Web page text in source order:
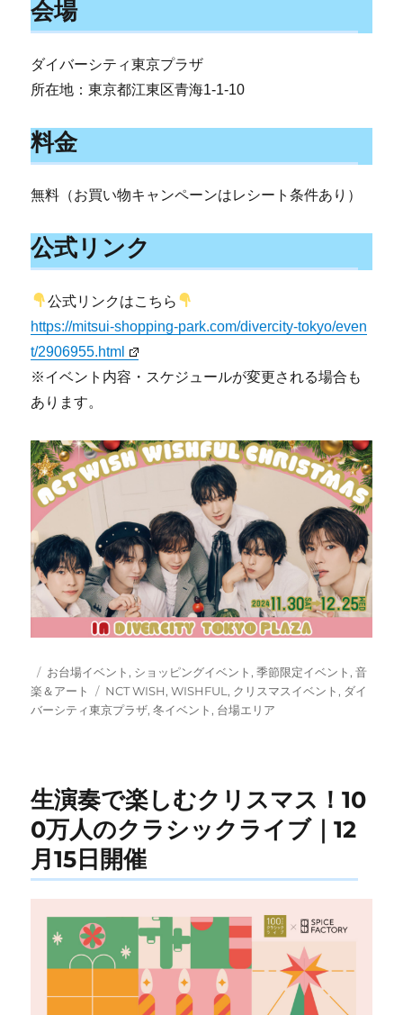
会場
ダイバーシティ東京プラザ
所在地：東京都江東区青海1-1-10
料金
無料（お買い物キャンペーンはレシート条件あり）
公式リンク
公式リンクはこちら
https://mitsui-shopping-park.com/divercity-tokyo/even
t/2906955.html
※イベント内容・スケジュールが変更される場合も
あります。
投
稿
日:
カ
テ
ゴ
お台場イベント, ショッピングイベント,季節限定イベント,音
楽＆アート
タ
グ
NCT WISH,WISHFUL, クリスマスイベント, ダイ
バーシティ東京プラザ,冬イベント, 台場エリア
生演奏で楽しむクリスマス！10
0万人のクラシックライブ｜12
月15日開催